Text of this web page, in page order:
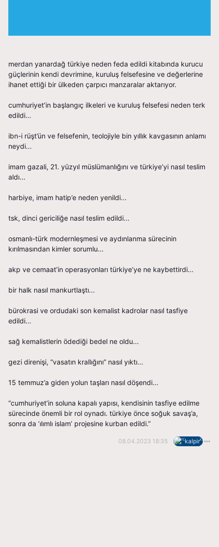
merdan yanardağ türkiye neden feda edildi kitabında kurucu
güçlerinin kendi devrimine, kuruluş felsefesine ve değerlerine
ihanet ettiği bir ülkeden çarpıcı manzaralar aktarıyor.
cumhuriyet’in başlangıç ilkeleri ve kuruluş felsefesi neden terk
edildi...
i̇bn-i rüşt’ün ve felsefenin, teolojiyle bin yıllık kavgasının anlamı
neydi...
i̇mam gazali, 21. yüzyıl müslümanlığını ve türkiye’yi nasıl teslim
aldı...
harbiye, i̇mam hatip’e neden yenildi...
tsk, dinci gericiliğe nasıl teslim edildi...
osmanlı-türk modernleşmesi ve aydınlanma sürecinin
kırılmasından kimler sorumlu...
akp ve cemaat’in operasyonları türkiye’ye ne kaybettirdi...
bir halk nasıl mankurtlaştı...
bürokrasi ve ordudaki son kemalist kadrolar nasıl tasfiye
edildi...
sağ kemalistlerin ödediği bedel ne oldu...
gezi direnişi, “vasatın krallığını” nasıl yıktı...
15 temmuz’a giden yolun taşları nasıl döşendi...
“cumhuriyet’in soluna kapalı yapısı, kendisinin tasfiye edilme
sürecinde önemli bir rol oynadı. türkiye önce soğuk savaş’a,
sonra da ‘ilımlı i̇slam’ projesine kurban edildi.”
08.04.2023 18:35 kalpir